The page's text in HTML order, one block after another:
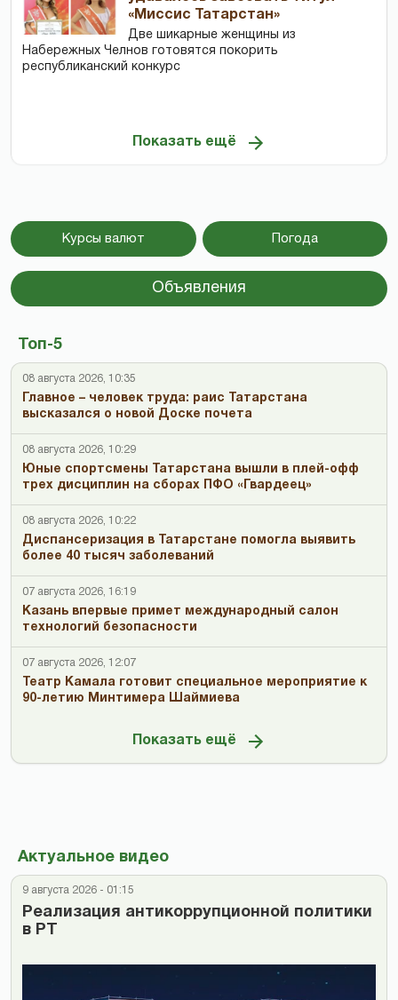
«Миссис Татарстан»
Две шикарные женщины из
Набережных Челнов готовятся покорить
республиканский конкурс
Показать ещё
Курсы валют Погода
Объявления
Топ-5
08 августа 2026, 10:35
Главное – человек труда: раис Татарстана
высказался о новой Доске почета
08 августа 2026, 10:29
Юные спортсмены Татарстана вышли в плей-офф
трех дисциплин на сборах ПФО «Гвардеец»
08 августа 2026, 10:22
Диспансеризация в Татарстане помогла выявить
более 40 тысяч заболеваний
07 августа 2026, 16:19
Казань впервые примет международный салон
технологий безопасности
07 августа 2026, 12:07
Театр Камала готовит специальное мероприятие к
90-летию Минтимера Шаймиева
Показать ещё
Актуальное видео
9 августа 2026 - 01:15
Реализация антикоррупционной политики
в РТ